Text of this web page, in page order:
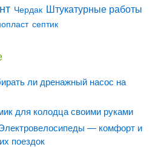
Чердак Штукатурные работы
септик
ли дренажный насос на
для колодца своими руками
— комфорт и
поездок